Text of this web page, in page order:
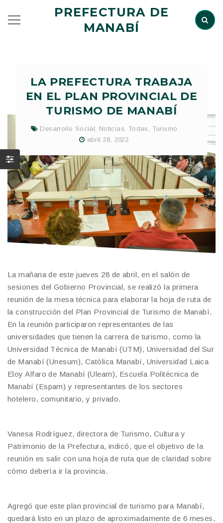
PREFECTURA DE
MANABÍ
LA PREFECTURA TRABAJA
EN EL PLAN PROVINCIAL DE
TURISMO DE MANABÍ
Desarrollo Social Noticias Todas
Turismo
abril 28, 2022
La mañana de este jueves 28 de abril, en el salón de
sesiones del Gobierno Provincial, se realizó la primera
reunión de la mesa técnica para elaborar la hoja de ruta de
la construcción del Plan Provincial de Turismo de Manabí.
En la reunión participaron representantes de las
universidades que tienen la carrera de turismo, como la
Universidad Técnica de Manabí (UTM), Universidad del Sur
de Manabí (Unesum), Católica Manabí, Universidad Laica
Eloy Alfaro de Manabí (Uleam), Escuela Politécnica de
Manabí (Espam) y representantes de los sectores
hotelero, comunitario, y privado.
Vanesa Rodríguez, directora de Turismo, Cultura y
Patrimonio de la Prefectura, indicó, que el objetivo de la
reunión es salir con una hoja de ruta que de claridad sobre
cómo debería ir la provincia.
Agregó que este plan provincial de turismo para Manabí,
quedará listo en un plazo de aproximadamente de 6 meses,